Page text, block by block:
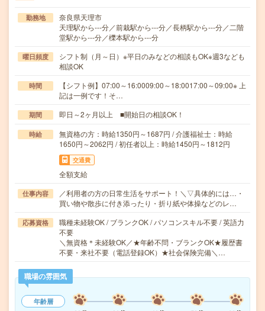
勤務地
奈良県天理市
天理駅から---分／前栽駅から---分／長柄駅から---分／二階
堂駅から---分／櫟本駅から---分
曜日頻度
シフト制（月～日）※平日のみなどの相談もOK※週3なども
相談OK
時間
【シフト例】07:00～16:0009:00～18:0017:00～09:00※ 上
記は一例です！そ…
期間 即日～2ヶ月以上 ■開始日の相談OK！
時給
無資格の方：時給1350円～1687円 / 介護福祉士：時給
1650円～2062円 / 初任者以上：時給1450円～1812円
交通費
全額支給
仕事内容
／利用者の方の日常生活をサポート！＼▽具体的には…・
買い物や散歩に付き添ったり・折り紙や体操などのレ…
応募資格
職種未経験OK / ブランクOK / パソコンスキル不要 / 英語力
不要
＼無資格＊未経験OK／★年齢不問・ブランクOK★履歴書
不要・来社不要（電話登録OK）★社会保険完備＼…
職場の雰囲気
年齢層